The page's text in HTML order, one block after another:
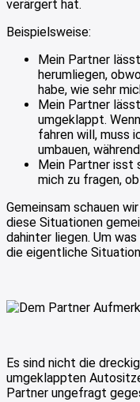
verärgert hat.
Beispielsweise:
Mein Partner
herumliegen,
habe, wie sehr
Mein Partner
umgeklappt.
fahren will, muss
umbauen,
Mein Partner isst
mich zu fragen,
Gemeinsam schauen
diese Situationen
dahinter liegen. Um
die eigentliche
Es sind nicht die
umgeklappten
Partner ungefragt